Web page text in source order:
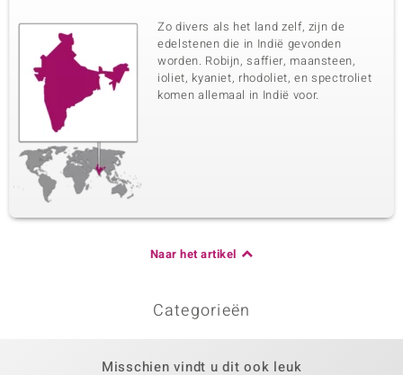
Zo divers als het land zelf, zijn de
edelstenen die in Indië gevonden
worden. Robijn, saffier, maansteen,
ioliet, kyaniet, rhodoliet, en spectroliet
komen allemaal in Indië voor.
Naar het artikel
Categorieën
Misschien vindt u dit ook leuk